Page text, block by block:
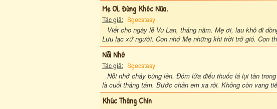
Mẹ Ơi, Đừng Khóc Nữa.
Tác giả: Sgecstasy
Viết cho ngày lễ Vu Lan, tháng năm. Mẹ ơi, lau khô đi
Lưu lạc xứ người. Con nhớ Mẹ những khi trời trở gió. Con
Nỗi Nhớ
Tác giả: Sgecstasy
Nỗi nhớ cháy bùng lên. Đóm lửa điếu thuốc lá lụi tàn
là cuối tháng tám. Bước chân em xa rồi. Không còn vang
Khúc Tháng Chín